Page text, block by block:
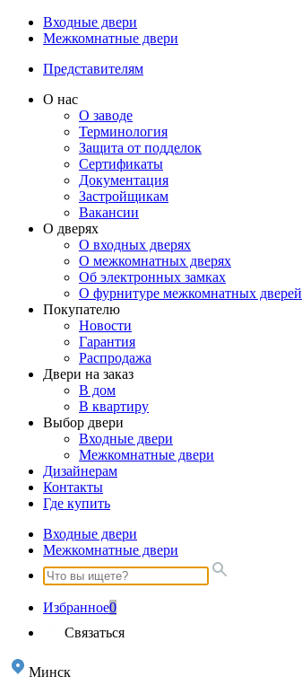
Входные двери
Межкомнатные двери
Представителям
О нас
О заводе
Терминология
Защита от подделок
Сертификаты
Документация
Застройщикам
Вакансии
О дверях
О входных дверях
О межкомнатных дверях
Об электронных замках
О фурнитуре межкомнатных дверей
Покупателю
Новости
Гарантия
Распродажа
Двери на заказ
В дом
В квартиру
Выбор двери
Входные двери
Межкомнатные двери
Дизайнерам
Контакты
Где купить
Входные двери
Межкомнатные двери
Избранное0
Связаться
Минск